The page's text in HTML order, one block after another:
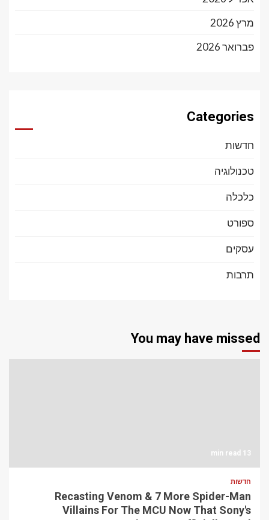
מרץ 2026
פברואר 2026
Categories
חדשות
טכנולוגיה
כלכלה
ספורט
עסקים
תרבות
You may have missed
13 min read
חדשות
Recasting Venom & 7 More Spider-Man
Villains For The MCU Now That Sony's